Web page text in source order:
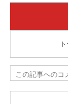
この記事へのコ